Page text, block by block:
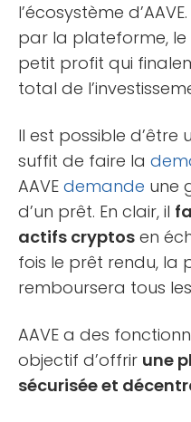
l’écosystème
par la plateforme, le
petit profit qui
total de
Il est possible
suffit de faire la
AAVE demande une
d’un prêt. En clair, il
actifs cryptos en
fois le prêt rendu, la
remboursera tous
AAVE a des
objectif d’offrir une
sécurisée et